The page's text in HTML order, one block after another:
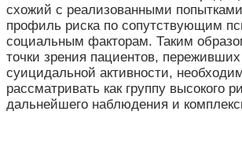
схожий с реализованными
профиль риска по сопутствующим
социальным факторам. Таким
точки зрения пациентов,
суицидальной активности,
рассматривать как группу высокого
дальнейшего наблюдения и